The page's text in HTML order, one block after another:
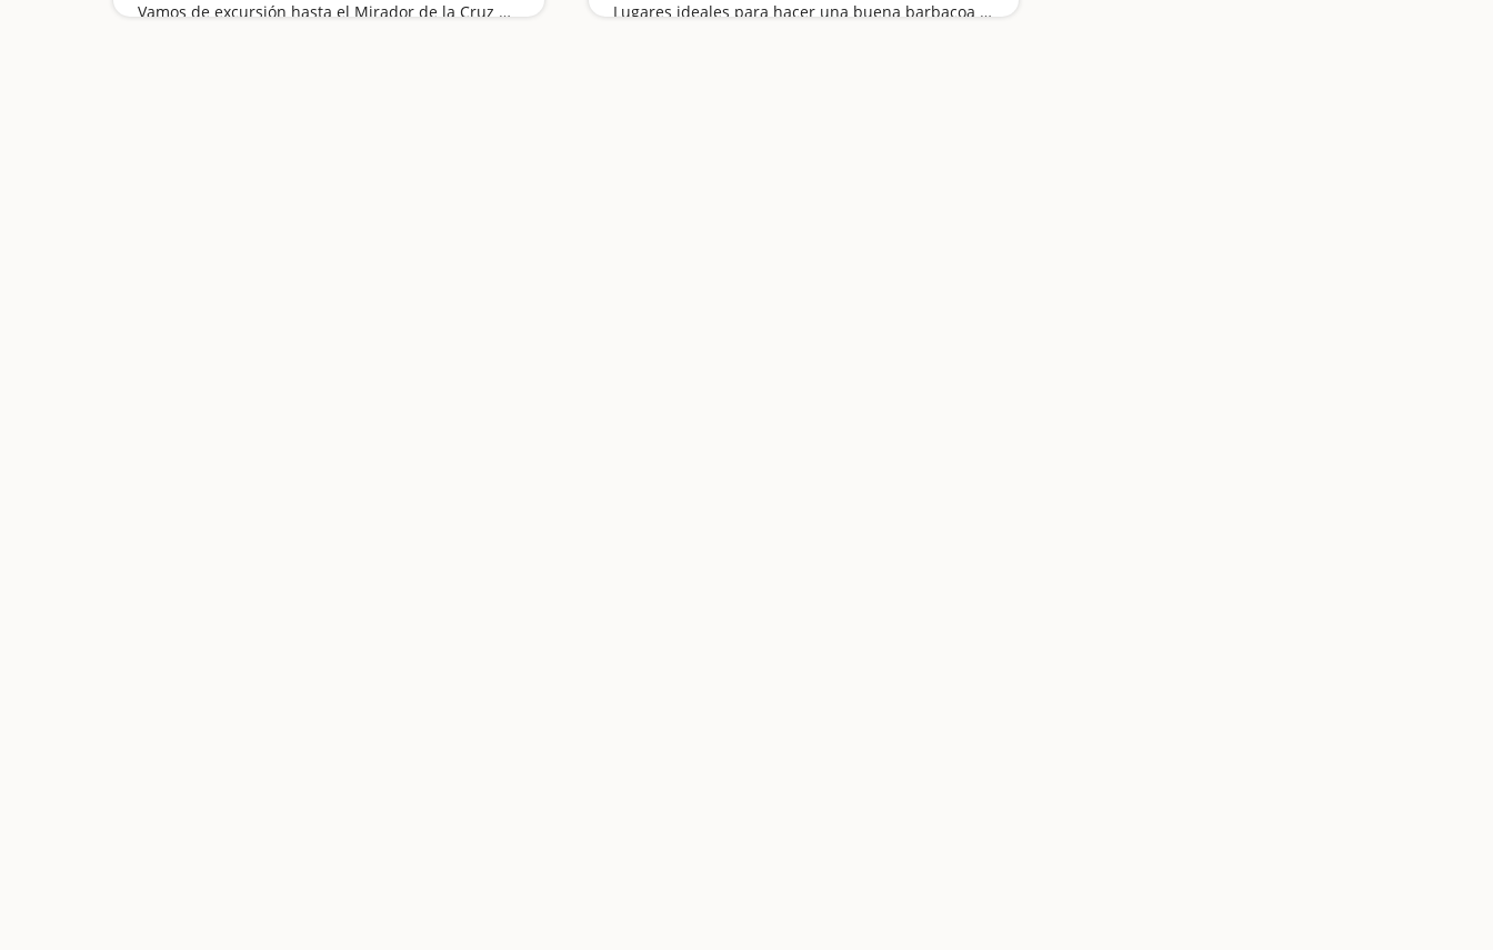
Vamos de excursión hasta el Mirador de la Cruz del Codó, nos bañamos en una piscina de sal, visitamos un zoo atípico en el Pirineo, subimos al antiguo Castillo de Solsona y hacemos ruta por un cementerio de hace más de 5.000 años Lugares ideales para hacer una buena barbacoa o calçotada al aire libre